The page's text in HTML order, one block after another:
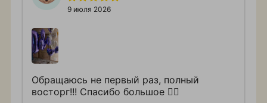
9 июля 2026
Обращаюсь не первый раз, полный
восторг!!! Спасибо большое ❤️‍🔥